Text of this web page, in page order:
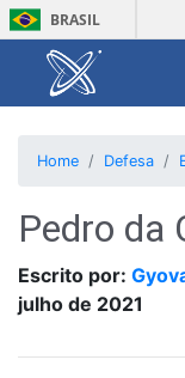
BRASIL
Home Defesa
Pedro da
Escrito por:
julho de 2021